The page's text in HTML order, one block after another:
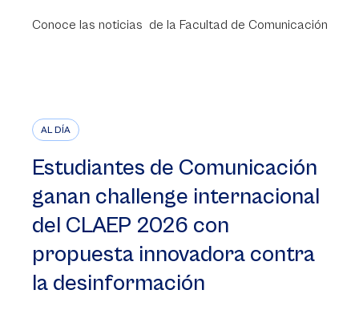
Conoce las noticias de la Facultad de Comunicación
AL DÍA
Estudiantes de Comunicación
ganan challenge internacional
del CLAEP 2026 con
propuesta innovadora contra
la desinformación